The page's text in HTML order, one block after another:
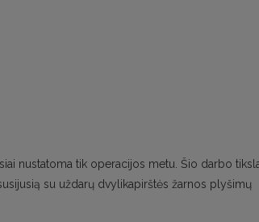
nustatoma tik operacijos metu. Šio darbo
su uždarų dvylikapirštės žarnos plyšimų